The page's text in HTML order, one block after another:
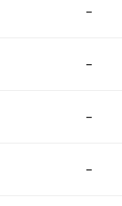
-
-
-
-